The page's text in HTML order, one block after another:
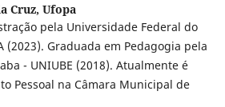
Cruz, Ufopa
pela Universidade Federal do
(2023). Graduada em Pedagogia pela
- UNIUBE (2018). Atualmente é
Pessoal na Câmara Municipal de